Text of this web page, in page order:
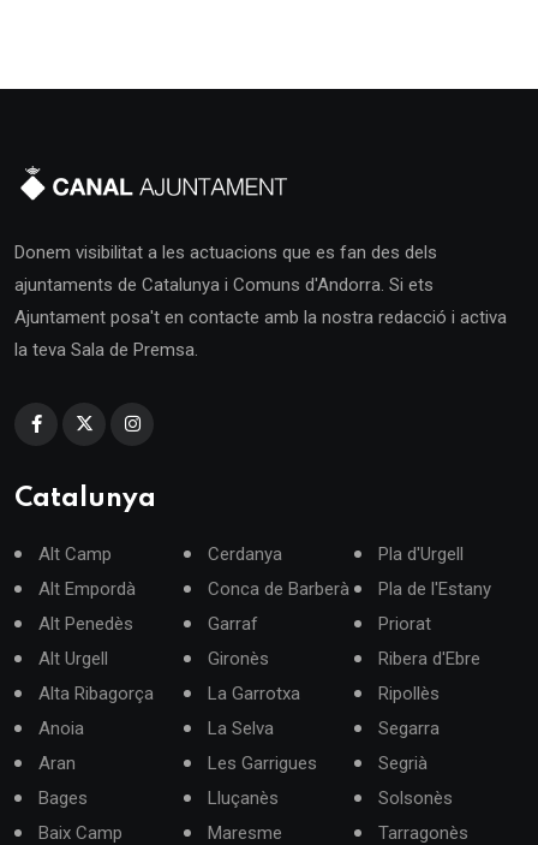
Donem visibilitat a les actuacions que es fan des dels
ajuntaments de Catalunya i Comuns d'Andorra. Si ets
Ajuntament posa't en contacte amb la nostra redacció i activa
la teva Sala de Premsa.
Catalunya
Alt Camp
Alt Empordà
Alt Penedès
Alt Urgell
Alta Ribagorça
Anoia
Aran
Bages
Baix Camp
Cerdanya
Conca de Barberà
Garraf
Gironès
La Garrotxa
La Selva
Les Garrigues
Lluçanès
Maresme
Pla d'Urgell
Pla de l'Estany
Priorat
Ribera d'Ebre
Ripollès
Segarra
Segrià
Solsonès
Tarragonès